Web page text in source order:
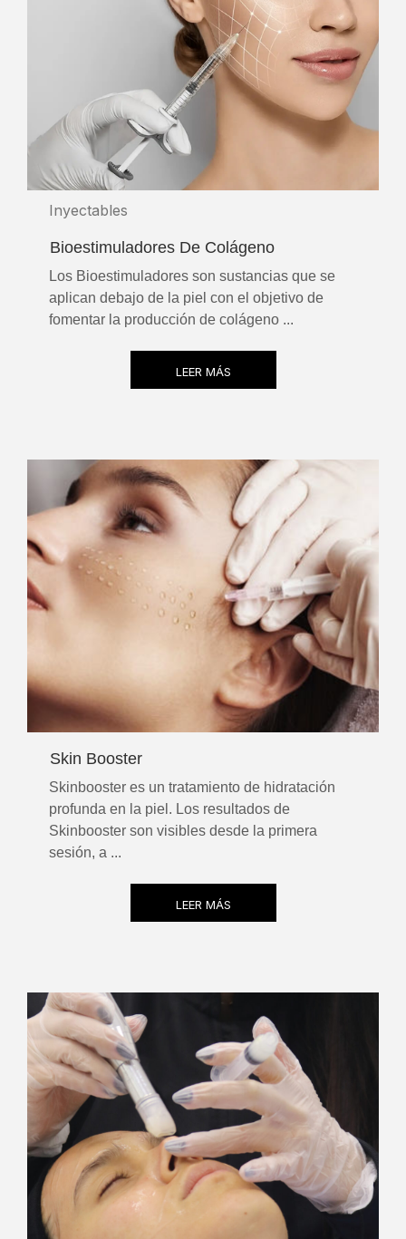
Inyectables
Bioestimuladores De Colágeno
Los Bioestimuladores son sustancias que se
aplican debajo de la piel con el objetivo de
fomentar la producción de colágeno ...
LEER MÁS
Skin Booster
Skinbooster es un tratamiento de hidratación
profunda en la piel. Los resultados de
Skinbooster son visibles desde la primera
sesión, a ...
LEER MÁS